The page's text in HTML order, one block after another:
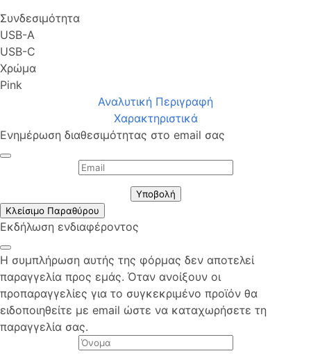
Συνδεσιμότητα
USB-A
USB-C
Χρώμα
Pink
Αναλυτική Περιγραφή
Χαρακτηριστικά
Ενημέρωση διαθεσιμότητας στο email σας
Υποβολή
Κλείσιμο Παραθύρου
Εκδήλωση ενδιαφέροντος
Η συμπλήρωση αυτής της φόρμας δεν αποτελεί
παραγγελία προς εμάς. Όταν ανοίξουν οι
προπαραγγελίες για το συγκεκριμένο προϊόν θα
ειδοποιηθείτε με email ώστε να καταχωρήσετε τη
παραγγελία σας.